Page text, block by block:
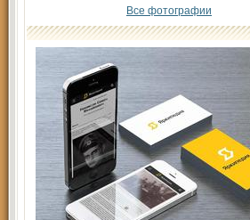
Все фотографии